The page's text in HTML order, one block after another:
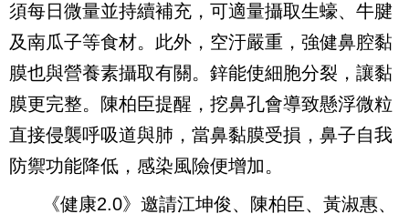
須每日微量並持續補充，可適量攝取生蠔、牛腱
及南瓜子等食材。此外，空汙嚴重，強健鼻腔黏
膜也與營養素攝取有關。鋅能使細胞分裂，讓黏
膜更完整。陳柏臣提醒，挖鼻孔會導致懸浮微粒
直接侵襲呼吸道與肺，當鼻黏膜受損，鼻子自我
防禦功能降低，感染風險便增加。
《健康2.0》邀請江坤俊、陳柏臣、黃淑惠、